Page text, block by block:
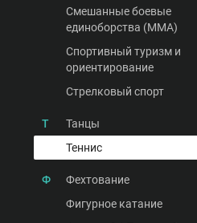
Смешанные боевые
единоборства (MMA)
Спортивный туризм и
ориентирование
Стрелковый спорт
Т Танцы
Теннис
Ф Фехтование
Фигурное катание